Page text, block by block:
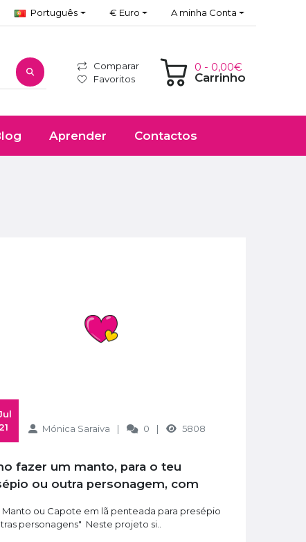
Português € Euro A minha Conta
Comparar
Favoritos
Carrinho
0 - 0,00€
Aprender Contactos
Mónica Saraiva 0 5808
ou outra personagem, com
Manto ou Capote em lã penteada para presépio
personagens" Neste projeto si..